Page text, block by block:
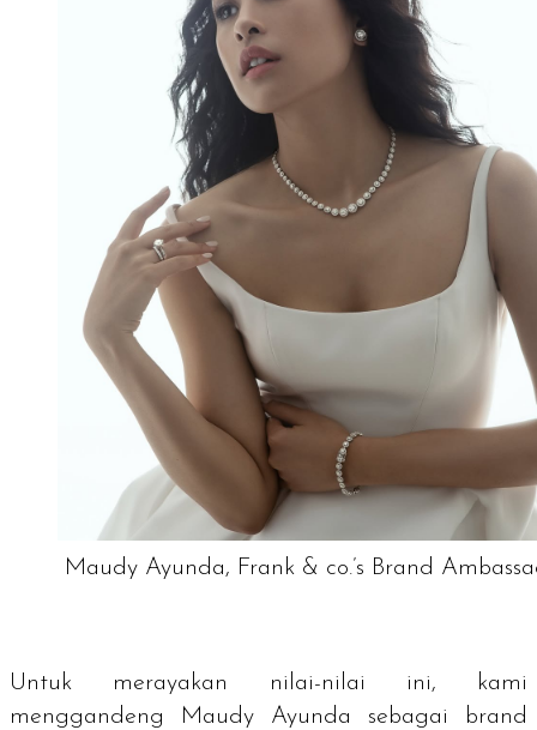
Maudy Ayunda, Frank & co.’s Brand
Untuk merayakan nilai-nilai ini, kami
menggandeng Maudy Ayunda sebagai brand